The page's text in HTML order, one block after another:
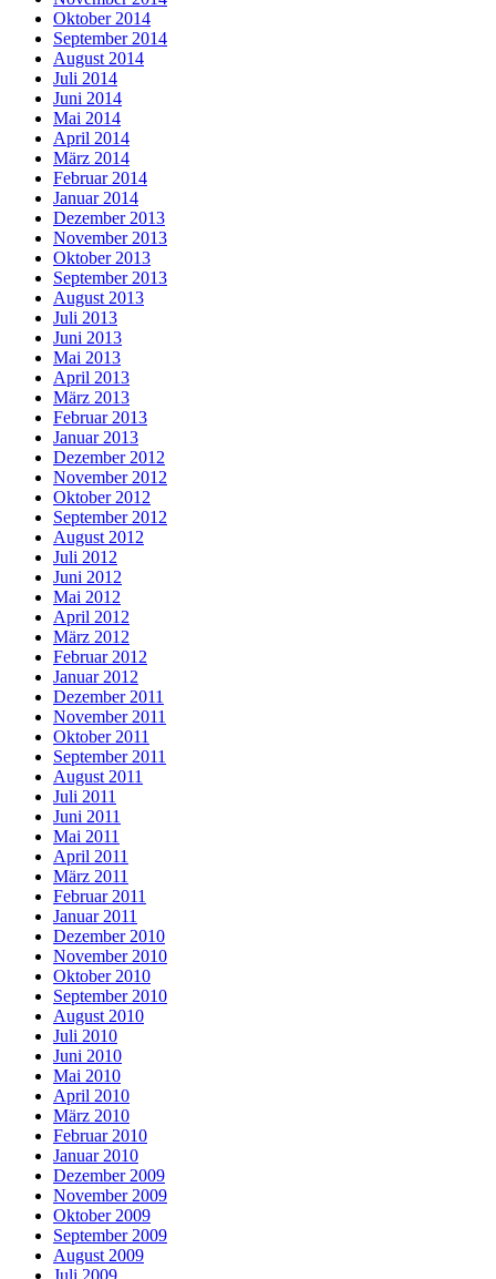
Oktober 2014
September 2014
August 2014
Juli 2014
Juni 2014
Mai 2014
April 2014
März 2014
Februar 2014
Januar 2014
Dezember 2013
November 2013
Oktober 2013
September 2013
August 2013
Juli 2013
Juni 2013
Mai 2013
April 2013
März 2013
Februar 2013
Januar 2013
Dezember 2012
November 2012
Oktober 2012
September 2012
August 2012
Juli 2012
Juni 2012
Mai 2012
April 2012
März 2012
Februar 2012
Januar 2012
Dezember 2011
November 2011
Oktober 2011
September 2011
August 2011
Juli 2011
Juni 2011
Mai 2011
April 2011
März 2011
Februar 2011
Januar 2011
Dezember 2010
November 2010
Oktober 2010
September 2010
August 2010
Juli 2010
Juni 2010
Mai 2010
April 2010
März 2010
Februar 2010
Januar 2010
Dezember 2009
November 2009
Oktober 2009
September 2009
August 2009